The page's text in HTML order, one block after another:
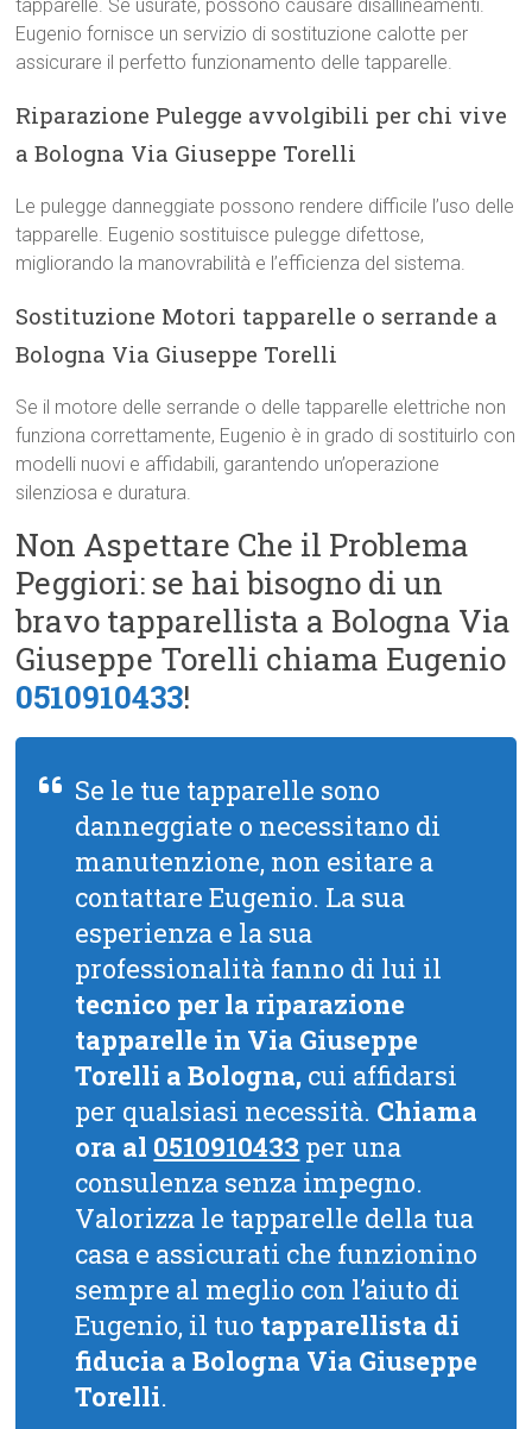
tapparelle. Se usurate, possono causare disallineamenti.
Eugenio fornisce un servizio di sostituzione calotte per
assicurare il perfetto funzionamento delle tapparelle.
Riparazione Pulegge avvolgibili per chi vive
a Bologna Via Giuseppe Torelli
Le pulegge danneggiate possono rendere difficile l’uso delle
tapparelle. Eugenio sostituisce pulegge difettose,
migliorando la manovrabilità e l’efficienza del sistema.
Sostituzione Motori tapparelle o serrande a
Bologna Via Giuseppe Torelli
Se il motore delle serrande o delle tapparelle elettriche non
funziona correttamente, Eugenio è in grado di sostituirlo con
modelli nuovi e affidabili, garantendo un’operazione
silenziosa e duratura.
Non Aspettare Che il Problema
Peggiori: se hai bisogno di un
bravo tapparellista a Bologna Via
Giuseppe Torelli chiama Eugenio
0510910433!
Se le tue tapparelle sono
danneggiate o necessitano di
manutenzione, non esitare a
contattare Eugenio. La sua
esperienza e la sua
professionalità fanno di lui il
tecnico per la riparazione
tapparelle in Via Giuseppe
Torelli a Bologna, cui affidarsi
per qualsiasi necessità. Chiama
ora al 0510910433 per una
consulenza senza impegno.
Valorizza le tapparelle della tua
casa e assicurati che funzionino
sempre al meglio con l’aiuto di
Eugenio, il tuo tapparellista di
fiducia a Bologna Via Giuseppe
Torelli.